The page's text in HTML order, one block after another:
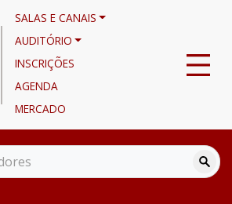
SALAS E CANAIS
AUDITÓRIO
INSCRIÇÕES
AGENDA
MERCADO